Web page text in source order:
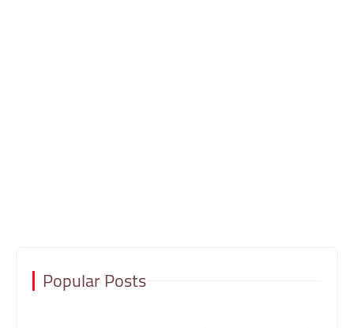
Popular Posts